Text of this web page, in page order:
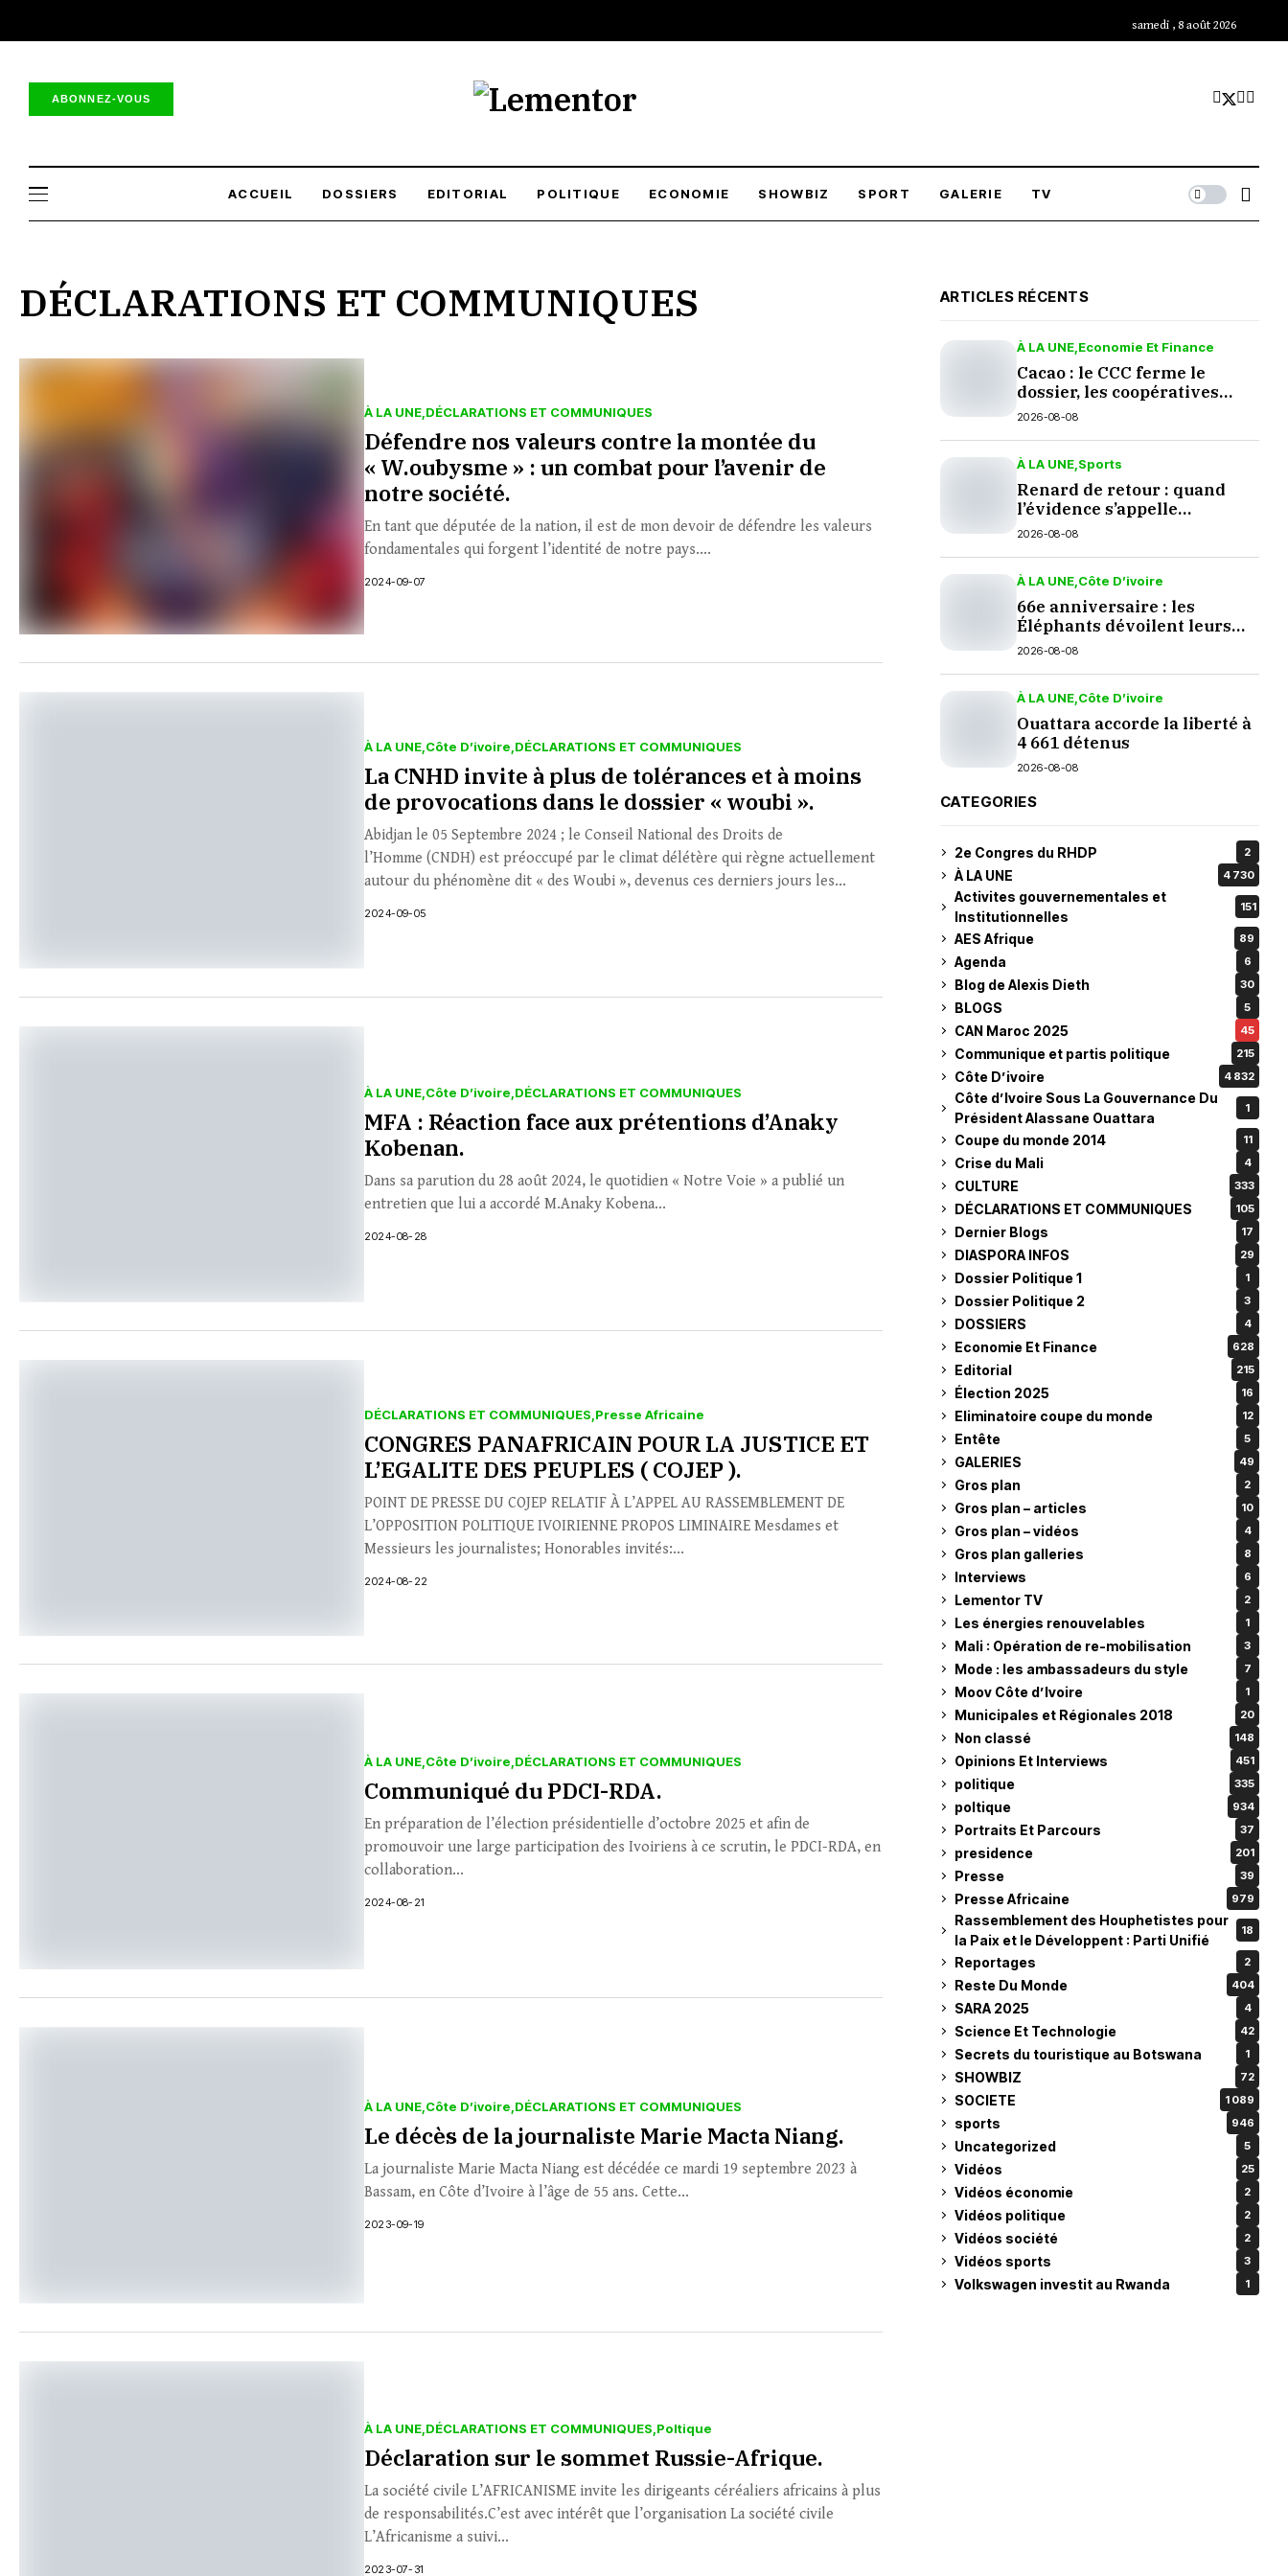
samedi , 8 août 2026
ABONNEZ-VOUS
ACCUEIL DOSSIERS EDITORIAL POLITIQUE ECONOMIE SHOWBIZ SPORT GALERIE TV
DÉCLARATIONS ET COMMUNIQUES
À LA UNE DÉCLARATIONS ET COMMUNIQUES
Défendre nos valeurs contre la montée du
« W.oubysme » : un combat pour l’avenir de
notre société.
En tant que députée de la nation, il est de mon devoir de défendre les valeurs
fondamentales qui forgent l’identité de notre pays....
2024-09-07
À LA UNE Côte D’ivoire DÉCLARATIONS ET COMMUNIQUES
La CNHD invite à plus de tolérances et à moins
de provocations dans le dossier « woubi ».
Abidjan le 05 Septembre 2024 ; le Conseil National des Droits de
l’Homme (CNDH) est préoccupé par le climat délétère qui règne actuellement
autour du phénomène dit « des Woubi », devenus ces derniers jours les...
2024-09-05
À LA UNE Côte D’ivoire DÉCLARATIONS ET COMMUNIQUES
MFA : Réaction face aux prétentions d’Anaky
Kobenan.
Dans sa parution du 28 août 2024, le quotidien « Notre Voie » a publié un
entretien que lui a accordé M.Anaky Kobena...
2024-08-28
DÉCLARATIONS ET COMMUNIQUES Presse Africaine
CONGRES PANAFRICAIN POUR LA JUSTICE ET
L’EGALITE DES PEUPLES ( COJEP ).
POINT DE PRESSE DU COJEP RELATIF À L’APPEL AU RASSEMBLEMENT DE
L’OPPOSITION POLITIQUE IVOIRIENNE PROPOS LIMINAIRE Mesdames et
Messieurs les journalistes; Honorables invités:...
2024-08-22
À LA UNE Côte D’ivoire DÉCLARATIONS ET COMMUNIQUES
Communiqué du PDCI-RDA.
En préparation de l’élection présidentielle d’octobre 2025 et afin de
promouvoir une large participation des Ivoiriens à ce scrutin, le PDCI-RDA, en
collaboration...
2024-08-21
À LA UNE Côte D’ivoire DÉCLARATIONS ET COMMUNIQUES
Le décès de la journaliste Marie Macta Niang.
La journaliste Marie Macta Niang est décédée ce mardi 19 septembre 2023 à
Bassam, en Côte d’Ivoire à l’âge de 55 ans. Cette...
2023-09-19
À LA UNE DÉCLARATIONS ET COMMUNIQUES Poltique
Déclaration sur le sommet Russie-Afrique.
La société civile L’AFRICANISME invite les dirigeants céréaliers africains à plus
de responsabilités.C’est avec intérêt que l’organisation La société civile
L’Africanisme a suivi...
2023-07-31
ARTICLES RÉCENTS
À LA UNE Economie Et Finance
Cacao : le CCC ferme le
dossier, les coopératives
grincent
2026-08-08
À LA UNE Sports
Renard de retour : quand
l’évidence s’appelle
palmarès
2026-08-08
À LA UNE Côte D’ivoire
66e anniversaire : les
Éléphants dévoilent leurs
nouveaux crocs à Yopougon
2026-08-08
À LA UNE Côte D’ivoire
Ouattara accorde la liberté à
4 661 détenus
2026-08-08
CATEGORIES
2e Congres du RHDP 2
À LA UNE 4 730
Activites gouvernementales et
Institutionnelles
151
AES Afrique 89
Agenda 6
Blog de Alexis Dieth 30
BLOGS 5
CAN Maroc 2025 45
Communique et partis politique 215
Côte D’ivoire 4 832
Côte d’Ivoire Sous La Gouvernance Du
Président Alassane Ouattara
1
Coupe du monde 2014 11
Crise du Mali 4
CULTURE 333
DÉCLARATIONS ET COMMUNIQUES 105
Dernier Blogs 17
DIASPORA INFOS 29
Dossier Politique 1 1
Dossier Politique 2 3
DOSSIERS 4
Economie Et Finance 628
Editorial 215
Élection 2025 16
Eliminatoire coupe du monde 12
Entête 5
GALERIES 49
Gros plan 2
Gros plan – articles 10
Gros plan – vidéos 4
Gros plan galleries 8
Interviews 6
Lementor TV 2
Les énergies renouvelables 1
Mali : Opération de re-mobilisation 3
Mode : les ambassadeurs du style 7
Moov Côte d’Ivoire 1
Municipales et Régionales 2018 20
Non classé 148
Opinions Et Interviews 451
politique 335
poltique 934
Portraits Et Parcours 37
presidence 201
Presse 39
Presse Africaine 979
Rassemblement des Houphetistes pour
la Paix et le Développent : Parti Unifié
18
Reportages 2
Reste Du Monde 404
SARA 2025 4
Science Et Technologie 42
Secrets du touristique au Botswana 1
SHOWBIZ 72
SOCIETE 1 089
sports 946
Uncategorized 5
Vidéos 25
Vidéos économie 2
Vidéos politique 2
Vidéos société 2
Vidéos sports 3
Volkswagen investit au Rwanda 1